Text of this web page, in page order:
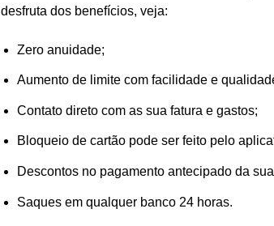
desfruta dos benefícios, veja:
Zero anuidade;
Aumento de limite com facilidade e
Contato direto com as sua fatura e gastos;
Bloqueio de cartão pode ser feito pelo
Descontos no pagamento antecipado da
Saques em qualquer banco 24 horas.